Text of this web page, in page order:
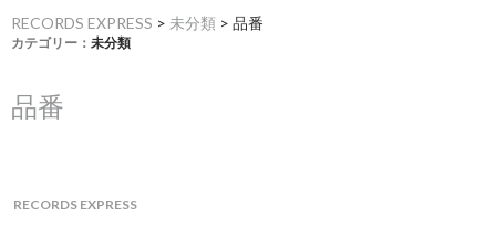
RECORDS EXPRESS > 未分類 > 品番
カテゴリー： 未分類
品番
RECORDS EXPRESS